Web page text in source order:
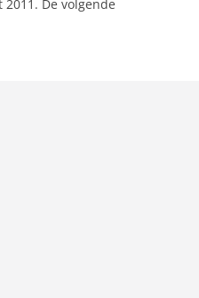
De volgende